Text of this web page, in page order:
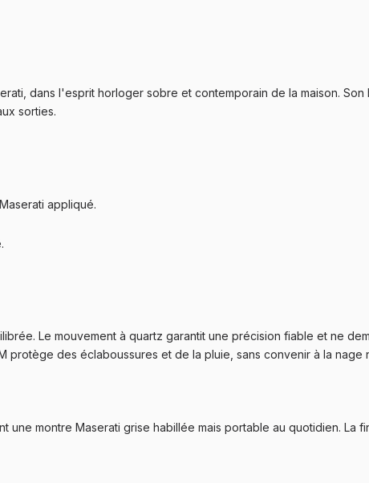
dans l'esprit horloger sobre et contemporain de la maison.
sorties.
appliqué.
Le mouvement à quartz garantit une précision fiable et ne
protège des éclaboussures et de la pluie, sans convenir à la nage
une montre Maserati grise habillée mais portable au quotidien. La